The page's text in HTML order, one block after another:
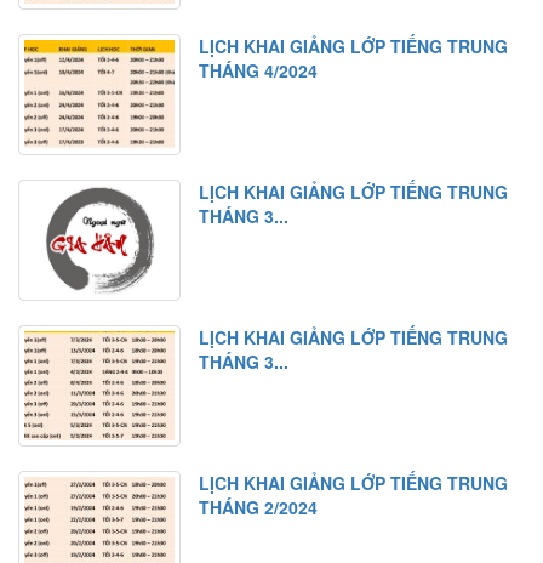
LỊCH KHAI GIẢNG LỚP TIẾNG TRUNG
THÁNG 4/2024
LỊCH KHAI GIẢNG LỚP TIẾNG TRUNG
THÁNG 3...
LỊCH KHAI GIẢNG LỚP TIẾNG TRUNG
THÁNG 3...
LỊCH KHAI GIẢNG LỚP TIẾNG TRUNG
THÁNG 2/2024